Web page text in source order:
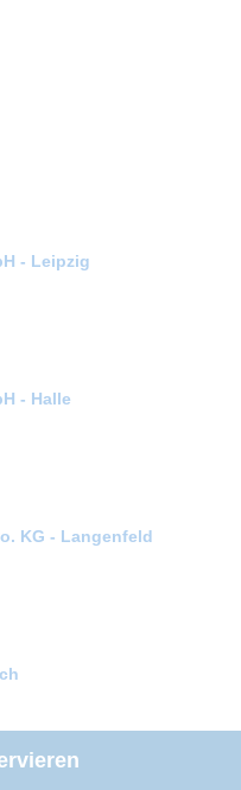
- Leipzig
- Halle
KG - Langenfeld